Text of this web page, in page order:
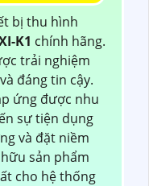
bị thu hình
K1 chính hãng.
trải nghiệm
đáng tin cậy.
ứng được nhu
sự tiện dụng
và đặt niềm
sản phẩm
cho hệ thống